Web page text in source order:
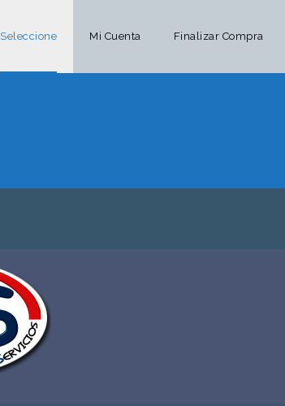
Seleccione Mi Cuenta Finalizar Compra